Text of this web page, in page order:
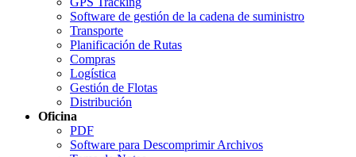
Software de gestión de la cadena de suministro
Transporte
Planificación de Rutas
Compras
Logística
Gestión de Flotas
Distribución
Oficina
PDF
Software para Descomprimir Archivos